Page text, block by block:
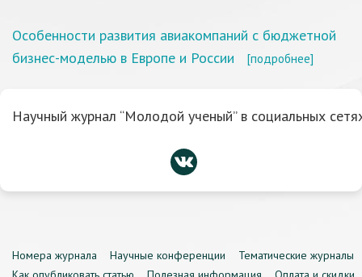
Особенности развития авиакомпаний с бюджетной
бизнес-моделью в Европе и России
[подробнее]
Научный журнал “Молодой ученый” в социальных
Номера журнала Научные конференции
Тематические журналы